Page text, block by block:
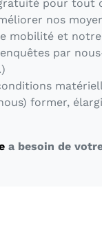
pour tout
nos
mobilité et notre
par
former,
a besoin de